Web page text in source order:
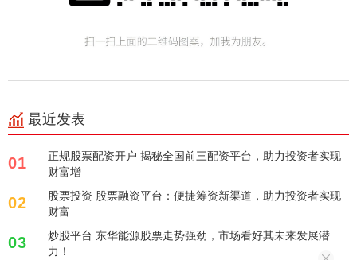
最近发表
01
正规股票配资开户 揭秘全国前三配资平台，助力投资者实现
财富增
02
股票投资 股票融资平台：便捷筹资新渠道，助力投资者实现
财富
03
炒股平台 东华能源股票走势强劲，市场看好其未来发展潜
力！